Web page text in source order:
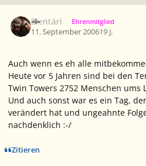
Elentári Ehrenmitglied
11. September 200619 J.
Auch wenn es eh alle
Heute vor 5 Jahren sind bei den
Twin Towers 2752 Menschen ums
Und auch sonst war es ein Tag,
verändert hat und ungeahnte
nachdenklich :-/
Zitieren